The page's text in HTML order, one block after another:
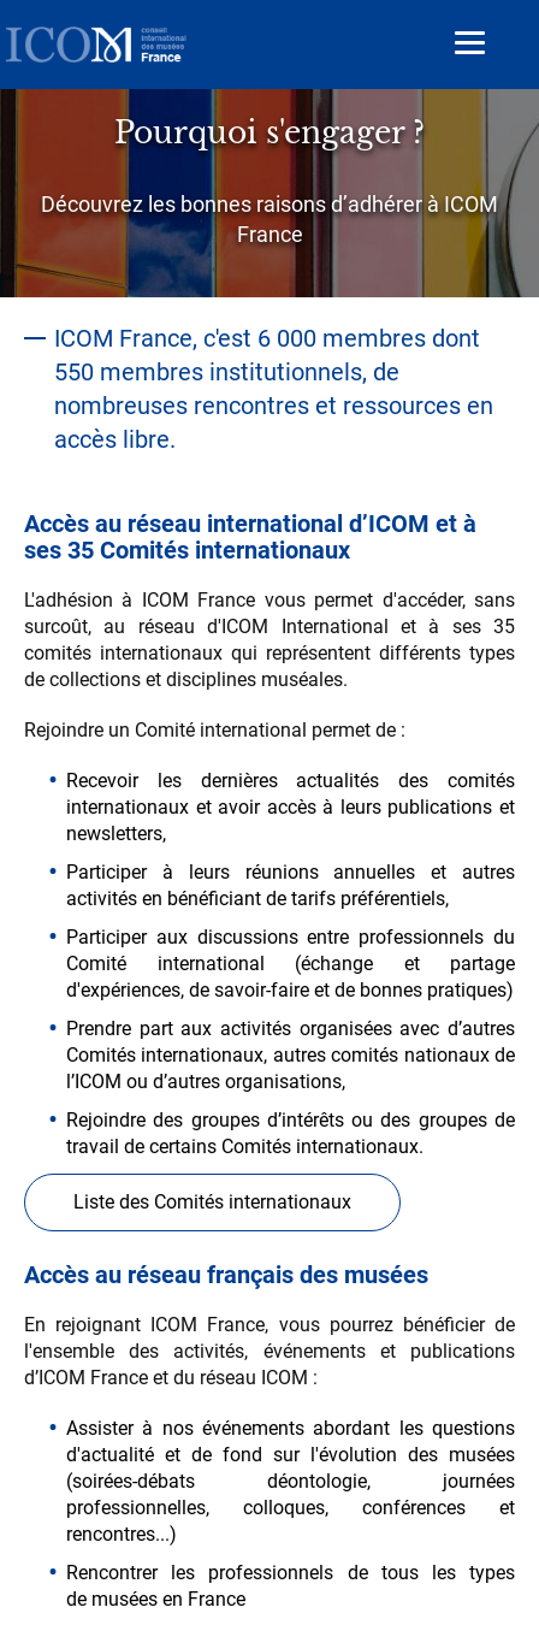
au
contenu
principal
Toggle
Pourquoi s'engager ?
Sous-
Découvrez les bonnes raisons d’adhérer à ICOM
France
Accroche
ICOM France, c'est 6 000 membres dont
550 membres institutionnels, de
nombreuses rencontres et ressources en
accès libre.
Contenu
Accès au réseau international d’ICOM et à
ses 35 Comités internationaux
L'adhésion à ICOM France vous permet d'accéder, sans
surcoût, au réseau d'ICOM International et à ses 35
comités internationaux qui représentent différents types
de collections et disciplines muséales.
Rejoindre un Comité international permet de :
Recevoir les dernières actualités des comités
internationaux et avoir accès à leurs publications et
newsletters,
Participer à leurs réunions annuelles et autres
activités en bénéficiant de tarifs préférentiels,
Participer aux discussions entre professionnels du
Comité international (échange et partage
d'expériences, de savoir-faire et de bonnes pratiques)
Prendre part aux activités organisées avec d’autres
Comités internationaux, autres comités nationaux de
l’ICOM ou d’autres organisations,
Rejoindre des groupes d’intérêts ou des groupes de
travail de certains Comités internationaux.
Liste des Comités internationaux
Accès au réseau français des musées
En rejoignant ICOM France, vous pourrez bénéficier de
l'ensemble des activités, événements et publications
d’ICOM France et du réseau ICOM :
Assister à nos événements abordant les questions
d'actualité et de fond sur l'évolution des musées
(soirées-débats déontologie, journées
professionnelles, colloques, conférences et
rencontres...)
Rencontrer les professionnels de tous les types
de musées en France